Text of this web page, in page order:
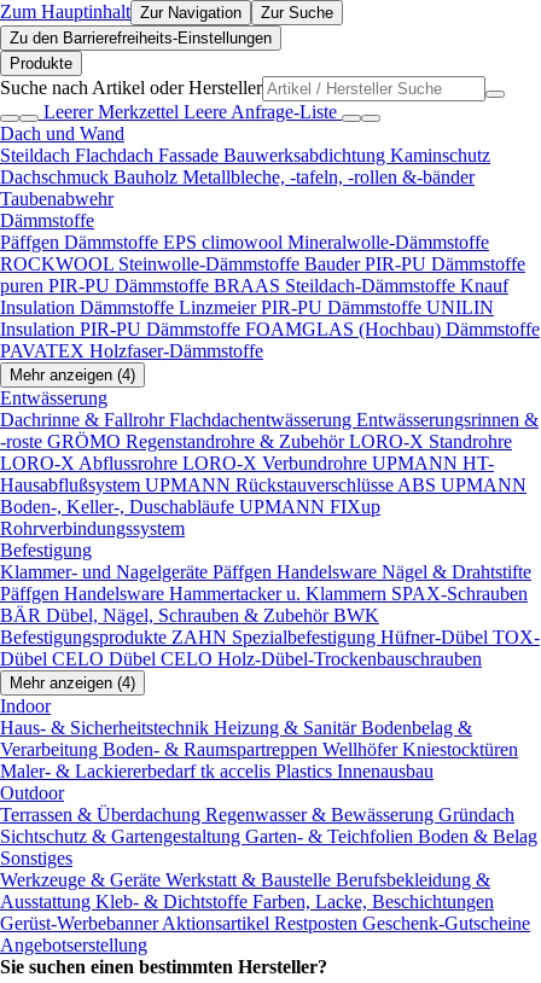
Zum Hauptinhalt Zur Navigation
Zur Suche
Zu den Barrierefreiheits-Einstellungen
Produkte
Suche nach Artikel oder Hersteller
Leerer Merkzettel Leere Anfrage-Liste
Dach und Wand
Steildach Flachdach Fassade Bauwerksabdichtung Kaminschutz
Dachschmuck Bauholz Metallbleche, -tafeln, -rollen &-bänder
Taubenabwehr
Dämmstoffe
Päffgen Dämmstoffe EPS climowool Mineralwolle-Dämmstoffe
ROCKWOOL Steinwolle-Dämmstoffe Bauder PIR-PU Dämmstoffe
puren PIR-PU Dämmstoffe BRAAS Steildach-Dämmstoffe Knauf
Insulation Dämmstoffe Linzmeier PIR-PU Dämmstoffe UNILIN
Insulation PIR-PU Dämmstoffe FOAMGLAS (Hochbau) Dämmstoffe
PAVATEX Holzfaser-Dämmstoffe
Mehr anzeigen (4)
Entwässerung
Dachrinne & FallrohrFlachdachentwässerung Entwässerungsrinnen &
-roste GRÖMO Regenstandrohre & ZubehörLORO-X Standrohre
LORO-X Abflussrohre LORO-X Verbundrohre UPMANN HT-
Hausabflußsystem UPMANN Rückstauverschlüsse ABS UPMANN
Boden-, Keller-, Duschabläufe UPMANN FIXup
Rohrverbindungssystem
Befestigung
Klammer- und Nagelgeräte Päffgen Handelsware Nägel & Drahtstifte
Päffgen Handelsware Hammertacker u. Klammern SPAX-Schrauben
BÄR Dübel, Nägel, Schrauben & ZubehörBWK
Befestigungsprodukte ZAHN Spezialbefestigung Hüfner-Dübel TOX-
Dübel CELO Dübel CELO Holz-Dübel-Trockenbauschrauben
Mehr anzeigen (4)
Indoor
Haus- & Sicherheitstechnik Heizung & SanitärBodenbelag &
Verarbeitung Boden- & Raumspartreppen Wellhöfer Kniestocktüren
Maler- & Lackiererbedarftk accelis Plastics Innenausbau
Outdoor
Terrassen & Überdachung Regenwasser & Bewässerung Gründach
Sichtschutz & Gartengestaltung Garten- & Teichfolien Boden & Belag
Sonstiges
Werkzeuge & Geräte Werkstatt & Baustelle Berufsbekleidung &
Ausstattung Kleb- & Dichtstoffe Farben, Lacke, Beschichtungen
Gerüst-WerbebannerAktionsartikel Restposten Geschenk-Gutscheine
Angebotserstellung
Sie suchen einen bestimmten Hersteller?